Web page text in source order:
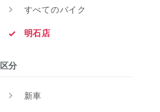
すべてのバイク
明石店
区分
新車